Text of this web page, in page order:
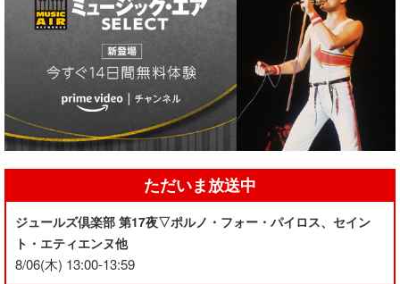
ただいま放送中
ジュールズ倶楽部 第17夜▽ポルノ・フォー・パイロス、セイン
ト・エティエンヌ他
8/06(木) 13:00-13:59